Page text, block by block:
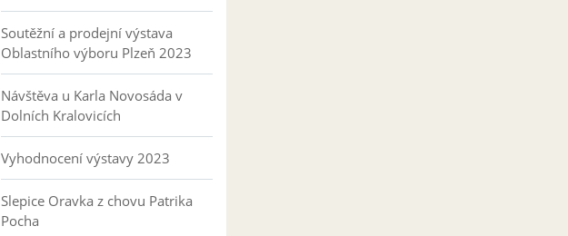
Soutěžní a prodejní výstava
Oblastního výboru Plzeň 2023
Návštěva u Karla Novosáda v
Dolních Kralovicích
Vyhodnocení výstavy 2023
Slepice Oravka z chovu Patrika
Pocha